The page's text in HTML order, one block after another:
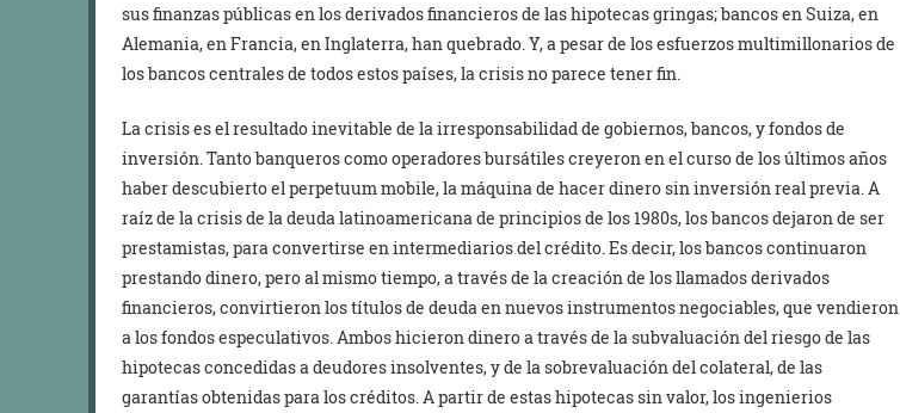
sus finanzas públicas en los derivados financieros de las hipotecas gringas; bancos en Suiza, en
Alemania, en Francia, en Inglaterra, han quebrado. Y, a pesar de los esfuerzos multimillonarios de
los bancos centrales de todos estos países, la crisis no parece tener fin.
La crisis es el resultado inevitable de la irresponsabilidad de gobiernos, bancos, y fondos de
inversión. Tanto banqueros como operadores bursátiles creyeron en el curso de los últimos años
haber descubierto el perpetuum mobile, la máquina de hacer dinero sin inversión real previa. A
raíz de la crisis de la deuda latinoamericana de principios de los 1980s, los bancos dejaron de ser
prestamistas, para convertirse en intermediarios del crédito. Es decir, los bancos continuaron
prestando dinero, pero al mismo tiempo, a través de la creación de los llamados derivados
financieros, convirtieron los títulos de deuda en nuevos instrumentos negociables, que vendieron
a los fondos especulativos. Ambos hicieron dinero a través de la subvaluación del riesgo de las
hipotecas concedidas a deudores insolventes, y de la sobrevaluación del colateral, de las
garantías obtenidas para los créditos. A partir de estas hipotecas sin valor, los ingenierios